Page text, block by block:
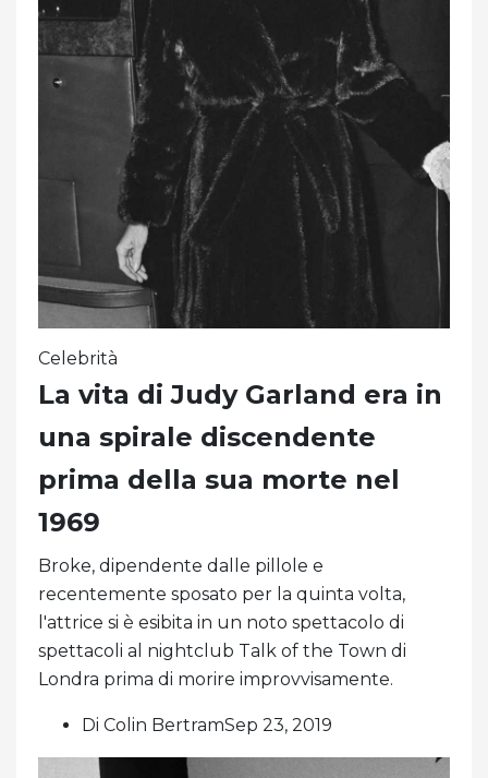
Celebrità
La vita di Judy Garland era in
una spirale discendente
prima della sua morte nel
1969
Broke, dipendente dalle pillole e
recentemente sposato per la quinta volta,
l'attrice si è esibita in un noto spettacolo di
spettacoli al nightclub Talk of the Town di
Londra prima di morire improvvisamente.
Di Colin BertramSep 23, 2019